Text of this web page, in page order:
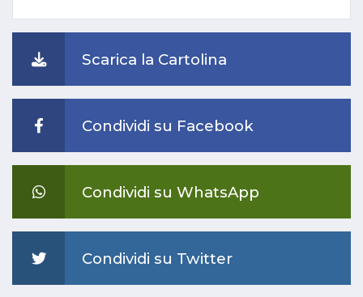
Scarica la Cartolina
Condividi su Facebook
Condividi su WhatsApp
Condividi su Twitter